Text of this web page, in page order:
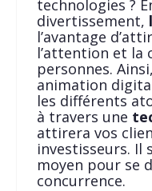
technologies ?
divertissement,
l’avantage
l’attention et la
personnes.
animation
les différents
à travers une
attirera vos
investisseurs. Il
moyen pour se
concurrence.